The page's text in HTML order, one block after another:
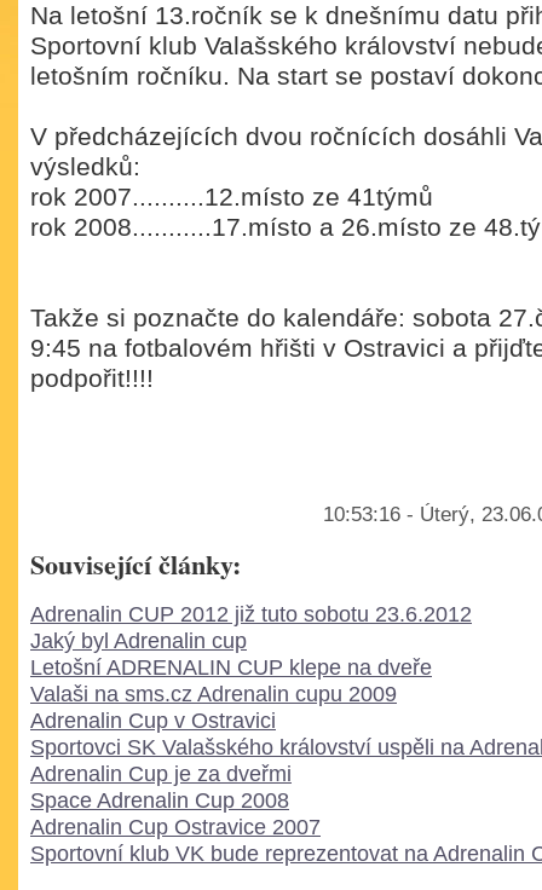
Na letošní 13.ročník se k dnešnímu datu
Sportovní klub Valašského království
letošním ročníku. Na start se postaví
V předcházejících dvou ročnících dosáhli
výsledků:
rok 2007..........12.místo ze 41týmů
rok 2008...........17.místo a 26.místo ze
Takže si poznačte do kalendáře: sobota
9:45 na fotbalovém hřišti v Ostravici a
podpořit!!!!
10:53:16 - Úterý,
Související články:
Adrenalin CUP 2012 již tuto sobotu 23.6.2012
Jaký byl Adrenalin cup
Letošní ADRENALIN CUP klepe na dveře
Valaši na sms.cz Adrenalin cupu 2009
Adrenalin Cup v Ostravici
Sportovci SK Valašského království uspěli na
Adrenalin Cup je za dveřmi
Space Adrenalin Cup 2008
Adrenalin Cup Ostravice 2007
Sportovní klub VK bude reprezentovat na Adrenalin